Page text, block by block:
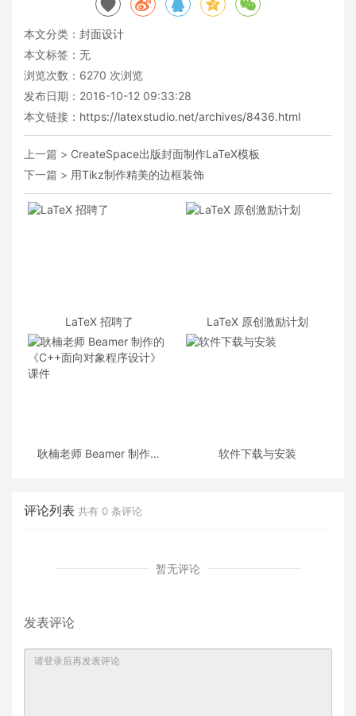
本文分类： 封面设计
本文标签：无
浏览次数： 6270 次浏览
发布日期：2016-10-12 09:33:28
本文链接： https://latexstudio.net/archives/8436.html
上一篇 > CreateSpace出版封面制作LaTeX模板
下一篇 > 用Tikz制作精美的边框装饰
LaTeX 招聘了 LaTeX 原创激励计划
耿楠老师 Beamer 制作的
软件下载与安装
评论列表 共有 0 条评论
暂无评论
发表评论